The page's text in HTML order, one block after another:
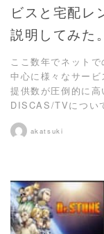
ビスと宅配レ
説明してみた。
ここ数年でネット
中心に様々なサー
提供数が圧倒的に
DISCAS/TVについ
akatsuki